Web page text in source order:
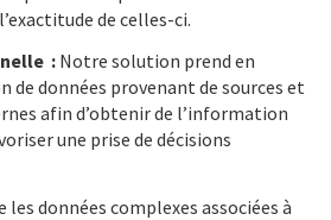
de celles-ci.
: Notre solution prend en
de données provenant de sources et
afin d’obtenir de l’information
une prise de décisions
les données complexes associées à